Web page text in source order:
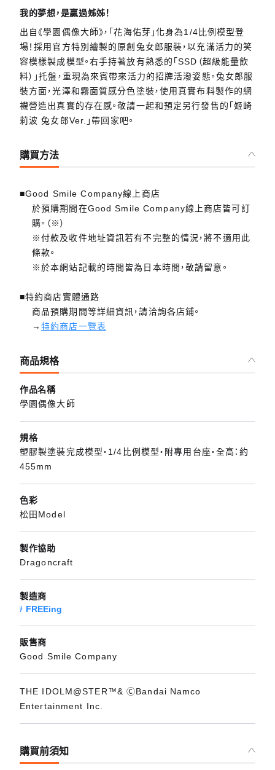
我的夢想，是贏過姊姊！
出自《學園偶像大師》，「花海佑芽」化身為1/4比例模型登
場！採用官方特別繪製的原創兔女郎服裝，以充滿活力的笑
容模樣製成模型。右手持著放有熟悉的「SSD（超級能量飲
料）」托盤，重現為來賓帶來活力的招牌活潑姿態。兔女郎服
裝方面，光澤和霧面質感分色塗裝，使用真實布料製作的網
襪營造出真實的存在感。敬請一起和預定另行發售的「姬崎
莉波 兔女郎Ver.」帶回家吧。
購買方法
■Good Smile Company線上商店
於預購期間在Good Smile Company線上商店皆可訂
購。（※）
※付款及收件地址資訊若有不完整的情況，將不適用此
條款。
※於本網站記載的時間皆為日本時間，敬請留意。
■特約商店實體通路
商品預購期間等詳細資訊，請洽詢各店鋪。
→特約商店一覽表
商品規格
作品名稱
學園偶像大師
規格
塑膠製塗裝完成模型・1/4比例模型・附專用台座・全高：約
455mm
色彩
松田Model
製作協助
Dragoncraft
製造商
FREEing
販售商
Good Smile Company
THE IDOLM@STER™& ⒸBandai Namco
Entertainment Inc.
購買前須知